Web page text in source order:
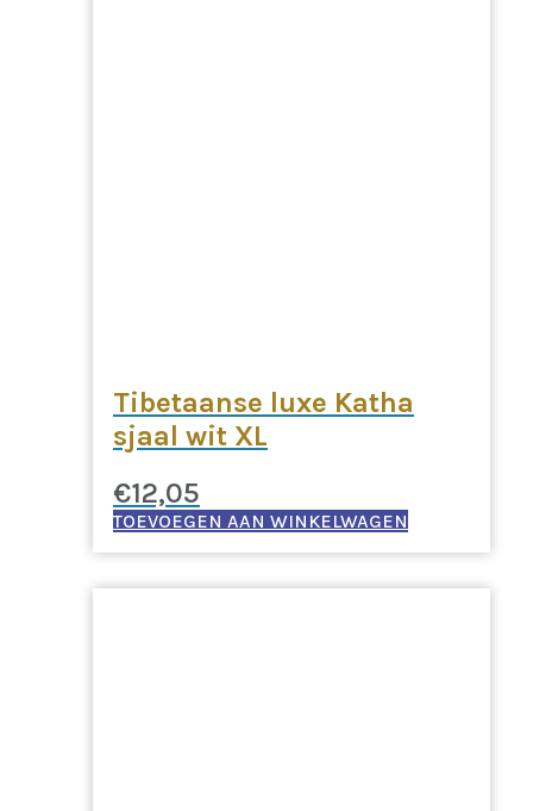
Tibetaanse luxe Katha
sjaal wit XL
€12,05
TOEVOEGEN AAN WINKELWAGEN